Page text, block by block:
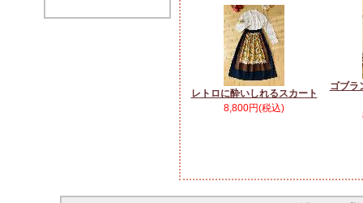
レトロに酔いしれるスカート
8,800円(税込)
ゴブラ